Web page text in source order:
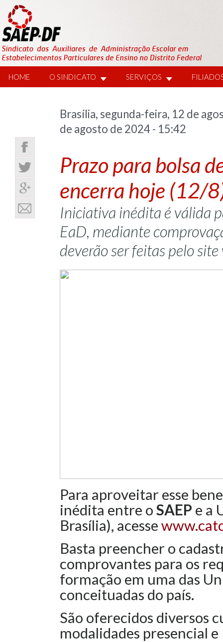
HOME O SINDICATO SERVIÇOS
Brasília, segunda-feira, 12 de
de agosto de 2024 - 15:42
Prazo para bolsa
encerra hoje (12/
Iniciativa inédita é válida
EaD, mediante
deverão ser feitas pelo
Para aproveitar esse
inédita entre o SAEP e a
Brasília), acesse
Basta preencher o
comprovantes para os
formação em uma das
conceituadas do país.
São oferecidos diversos
modalidades presencial e